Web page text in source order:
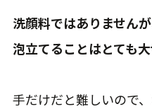
洗顔料ではありません
泡立てることはとても大
手だけだと難しいので